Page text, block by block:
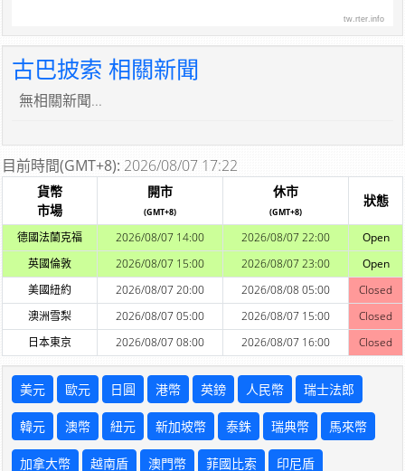
tw.rter.info
古巴披索 相關新聞
無相關新聞...
目前時間(GMT+8): 2026/08/07 17:22
貨幣
市場
開市
(GMT+8)
休市
(GMT+8)
狀態
德國法蘭克福 2026/08/07 14:00 2026/08/07 22:00
Open
英國倫敦
2026/08/07 15:00 2026/08/07 23:00
Open
美國紐約
2026/08/07 20:00 2026/08/08 05:00
Closed
澳洲雪梨
2026/08/07 05:00 2026/08/07 15:00
Closed
日本東京
2026/08/07 08:00 2026/08/07 16:00 Closed
美元 歐元 日圓 港幣 英鎊 人民幣 瑞士法郎
韓元 澳幣 紐元 新加坡幣 泰銖 瑞典幣 馬來幣
加拿大幣 越南盾 澳門幣 菲國比索 印尼盾